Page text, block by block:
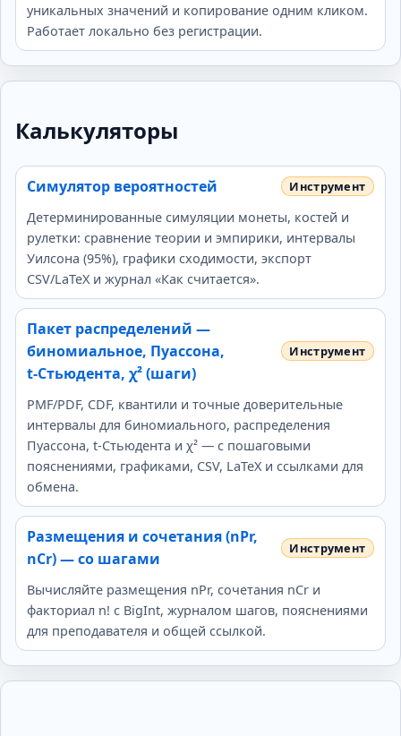
уникальных значений и копирование одним кликом.
Работает локально без регистрации.
Калькуляторы
Симулятор вероятностей
Детерминированные симуляции монеты, костей и
рулетки: сравнение теории и эмпирики, интервалы
Уилсона (95%), графики сходимости, экспорт
CSV/LaTeX и журнал «Как считается».
Пакет распределений —
биномиальное, Пуассона,
t‑Стьюдента, χ² (шаги)
PMF/PDF, CDF, квантили и точные доверительные
интервалы для биномиального, распределения
Пуассона, t‑Стьюдента и χ² — с пошаговыми
пояснениями, графиками, CSV, LaTeX и ссылками для
обмена.
Размещения и сочетания (nPr,
nCr) — со шагами
Вычисляйте размещения nPr, сочетания nCr и
факториал n! с BigInt, журналом шагов, пояснениями
для преподавателя и общей ссылкой.